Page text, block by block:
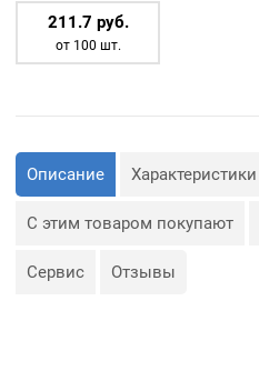
211.7 руб.
от 100 шт.
Описание Характеристики
С этим товаром покупают
Сервис Отзывы